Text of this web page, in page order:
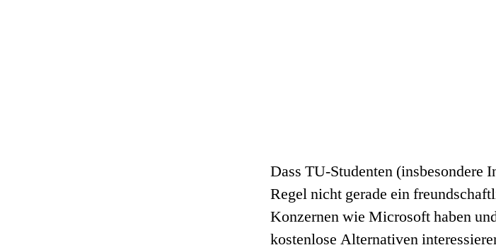
Dass TU-Studenten (insbesondere
Regel nicht gerade ein
Konzernen wie Microsoft haben
kostenlose Alternativen